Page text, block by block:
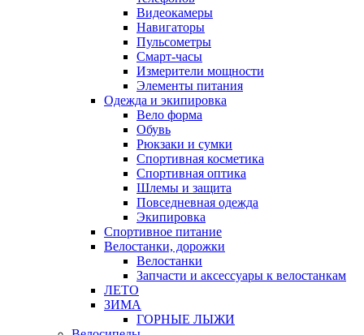
Видеокамеры
Навигаторы
Пульсометры
Смарт-часы
Измерители мощности
Элементы питания
Одежда и экипировка
Вело форма
Обувь
Рюкзаки и сумки
Спортивная косметика
Спортивная оптика
Шлемы и защита
Повседневная одежда
Экипировка
Спортивное питание
Велостанки, дорожки
Велостанки
Запчасти и аксессуары к велостанкам
ЛЕТО
ЗИМА
ГОРНЫЕ ЛЫЖИ